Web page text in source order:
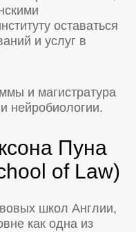
оставаться
и услуг в
и магистратура
нейробиологии.
Пуна
of Law)
школ Англии,
как одна из